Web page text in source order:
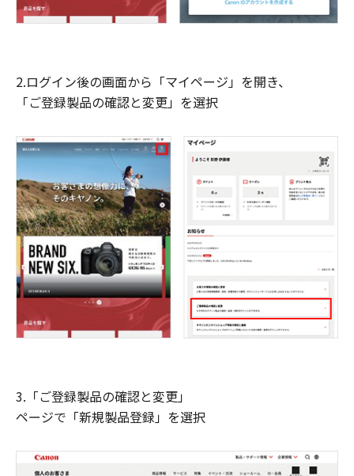
2.ログイン後の画面から「マイページ」を開き、
「ご登録製品の確認と変更」を選択
3.「ご登録製品の確認と変更」
ページで「新規製品登録」を選択